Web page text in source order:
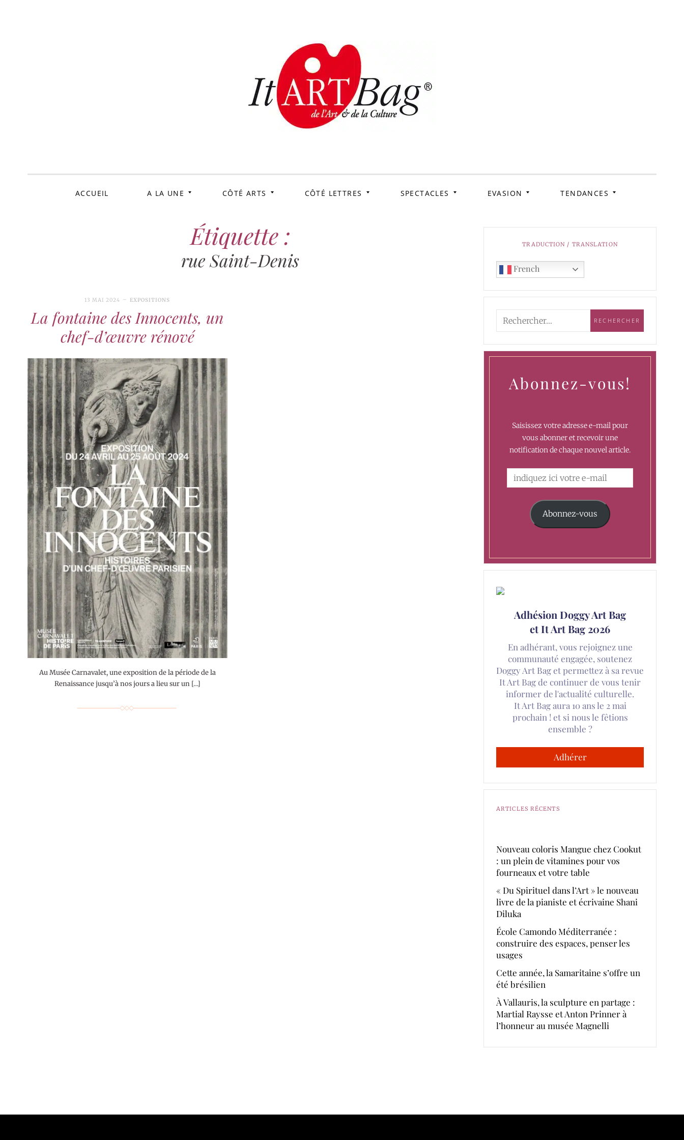
ItArtBag
ACCUEIL A LA UNE CÔTÉ ARTS CÔTÉ LETTRES SPECTACLES EVASION TENDANCES
Étiquette :
rue Saint-Denis
13 MAI 2024 EXPOSITIONS
La fontaine des Innocents, un
chef-d’œuvre rénové
Au Musée Carnavalet, une exposition de la période de la
Renaissance jusqu’à nos jours a lieu sur un […]
TRADUCTION / TRANSLATION
French
Abonnez-vous!
Saisissez votre adresse e-mail pour
vous abonner et recevoir une
notification de chaque nouvel article.
Abonnez-vous
Adhésion Doggy Art Bag
et It Art Bag 2026
En adhérant, vous rejoignez une
communauté engagée, soutenez
Doggy Art Bag et permettez à sa revue
It Art Bag de continuer de vous tenir
informer de l'actualité culturelle.
It Art Bag aura 10 ans le 2 mai
prochain ! et si nous le fêtions
ensemble ?
Adhérer
ARTICLES RÉCENTS
Nouveau coloris Mangue chez Cookut
: un plein de vitamines pour vos
fourneaux et votre table
« Du Spirituel dans l’Art » le nouveau
livre de la pianiste et écrivaine Shani
Diluka
École Camondo Méditerranée :
construire des espaces, penser les
usages
Cette année, la Samaritaine s’offre un
été brésilien
À Vallauris, la sculpture en partage :
Martial Raysse et Anton Prinner à
l’honneur au musée Magnelli